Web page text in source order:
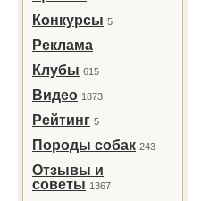
Конкурсы 5
Реклама
Клубы 615
Видео 1873
Рейтинг 5
Породы собак 243
Отзывы и
советы 1367